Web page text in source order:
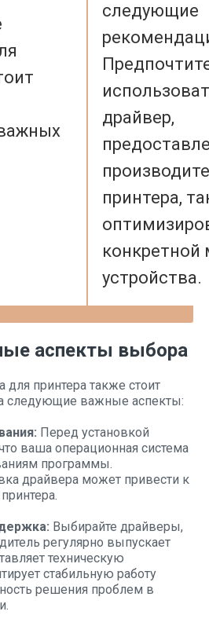
следующие
драйвер,
принтера,
конкретной
устройства.
аспекты выбора
принтера также стоит
следующие важные аспекты:
Перед установкой
ваша операционная система
программы.
драйвера может привести к
Выбирайте драйверы,
регулярно выпускает
техническую
стабильную работу
решения проблем в